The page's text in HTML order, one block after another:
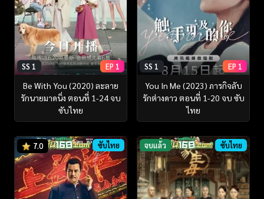
SS 1 EP 1
Be With You (2020) ละลาย
รักนายมาดนิ่ง ตอนที่ 1-24 จบ
ซับไทย
SS 1 EP 1
You In Me (2023) ภารกิจลับ
รักต่างดาว ตอนที่ 1-20 จบ ซับ
ไทย
7.0 ซับไทย จบแล้ว ซับไทย